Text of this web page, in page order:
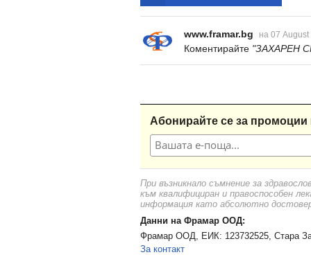
www.framar.bg на 07
Коментирайте "ЗАХАРЕН
Абонирайте се за промоции
При възникнало съмнение за
към квалифициран и правоспособен
информация като абсолютно
Данни на Фрамар ООД:
Фрамар ООД, ЕИК: 123732525, Стара
За контакт